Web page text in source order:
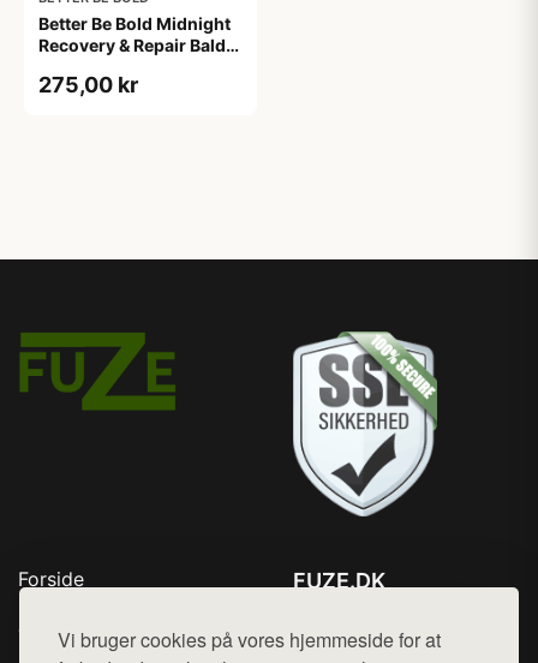
Vi bruger cookies på vores hjemmeside for at
Better Be Bold Midnight
Recovery & Repair Bald
275,00 kr
Forside
Top Rabatter
FUZE.DK